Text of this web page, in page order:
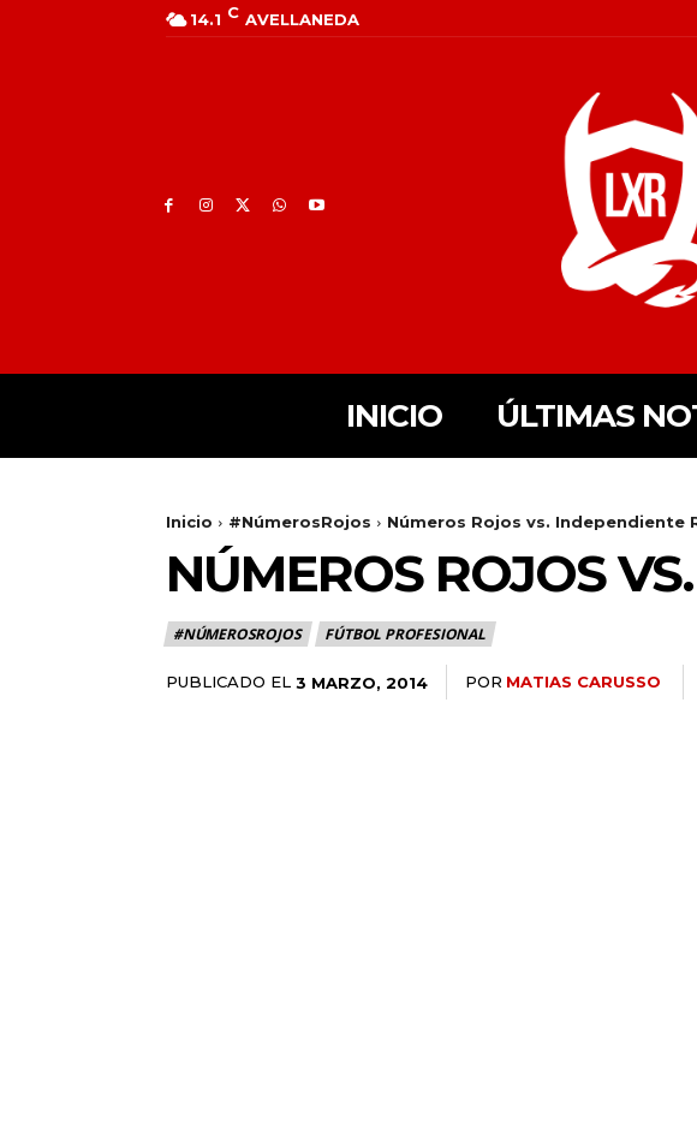
14.1 C AVELLANEDA
INICIO ÚLTIMAS
Inicio #NúmerosRojos Números Rojos vs. Independiente
NÚMEROS ROJOS
#NÚMEROSROJOS FÚTBOL PROFESIONAL
PUBLICADO EL 3 MARZO, 2014 POR MATIAS CARUSSO